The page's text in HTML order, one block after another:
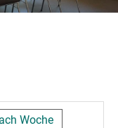
Woche